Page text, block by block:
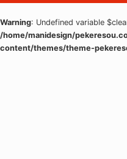
Warning: Undefined variable
/home/manidesign/
content/themes/theme-